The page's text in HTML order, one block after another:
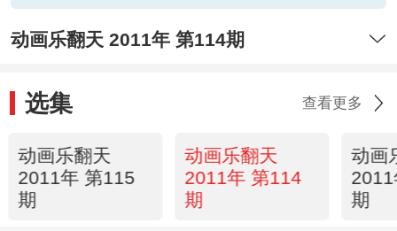
动画乐翻天 2011年 第114期
选集 查看更多
动画乐翻天
2011年 第115
期
动画乐翻天
2011年 第114
期
动画
期